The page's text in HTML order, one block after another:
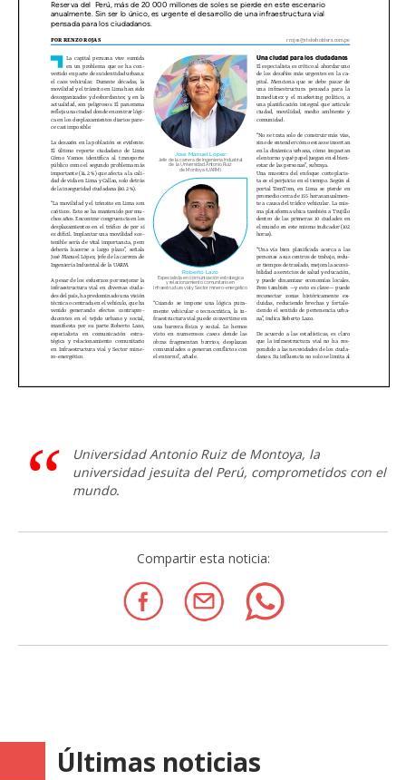
Universidad Antonio Ruiz de Montoya, la
universidad jesuita del Perú, comprometidos con el
mundo.
Compartir esta noticia:
Últimas noticias